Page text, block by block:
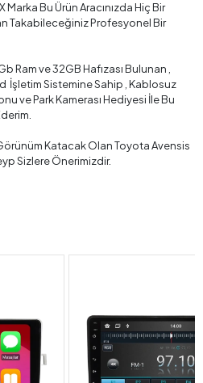
Bu Ürün Aracınızda Hiç Bir
Takabileceğiniz Profesyonel Bir
Ram ve 32GB Hafızası Bulunan ,
İşletim Sistemine Sahip , Kablosuz
ve Park Kamerası Hediyesi İle Bu
Katacak Olan Toyota Avensis
Sizlere Önerimizdir.